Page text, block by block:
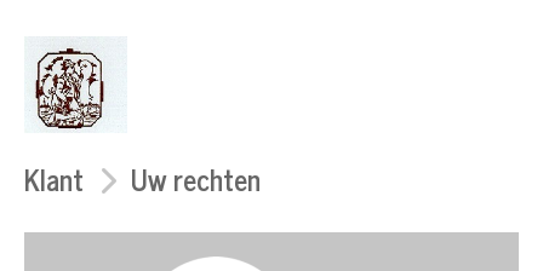
Klant Uw rechten